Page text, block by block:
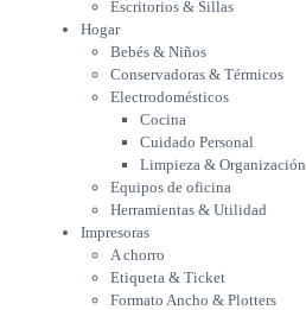
Equipos de oficina
Herramientas & Utilidad
Impresoras
A chorro
Etiqueta & Ticket
Formato Ancho & Plotters
Láser
Matriciales
Multifuncional a Tinta
Multifuncional Láser
Tinta Continua
Informática
Accesorios Varios
Escritorios & Sillas
Hogar
Bebés & Niños
Conservadoras & Térmicos
Electrodomésticos
Cocina
Cuidado Personal
Limpieza & Organización
Equipos de oficina
Herramientas & Utilidad
Impresoras
A chorro
Etiqueta & Ticket
Formato Ancho & Plotters